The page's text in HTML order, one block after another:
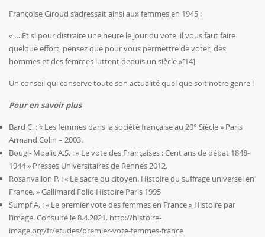
Françoise Giroud s’adressait ainsi aux femmes en 1945 :
« ….Et si pour distraire une heure le jour du vote, il vous faut faire
quelque effort, pensez que pour vous permettre de voter, des
hommes et des femmes luttent depuis un siècle »[14]
Un conseil qui conserve toute son actualité quel que soit notre genre !
Pour en savoir plus
Bard C. : « Les femmes dans la société française au 20° Siècle » Paris
Armand Colin – 2003.
Bougl- Moalic A.S. : « Le vote des Françaises : Cent ans de débat 1848-
1944 » Presses Universitaires de Rennes 2012.
Rosanvallon P. : « Le sacre du citoyen. Histoire du suffrage universel en
France. » Gallimard Folio Histoire Paris 1995
Sumpf A. : « Le premier vote des femmes en France » Histoire par
l’image. Consulté le 8.4.2021. http://histoire-
image.org/fr/etudes/premier-vote-femmes-france